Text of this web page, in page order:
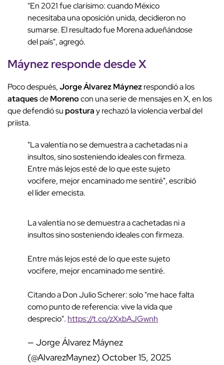
"En 2021 fue clarísimo: cuando México
necesitaba una oposición unida, decidieron no
sumarse. El resultado fue Morena adueñándose
del país", agregó.
Máynezrespondedesde X
Poco después,Jorge Álvarez Máynezrespondió a los
ataquesdeMorenocon una serie de mensajes en X, en los
que defendió suposturay rechazó la violencia verbal del
priista.
"La valentía no se demuestra a cachetadas ni a
insultos, sino sosteniendo ideales con firmeza.
Entre más lejos esté de lo que este sujeto
vocifere, mejor encaminado me sentiré", escribió
el líder emecista.
La valentía no se demuestra a cachetadas ni a
insultos sino sosteniendo ideales con firmeza.
Entre más lejos esté de lo que este sujeto
vocifere, mejor encaminado me sentiré.
Citando a Don Julio Scherer: solo "me hace falta
como punto de referencia: vive la vida que
desprecio". https://t.co/zXxbAJGwnh
— Jorge Álvarez Máynez
(@AlvarezMaynez) October 15, 2025